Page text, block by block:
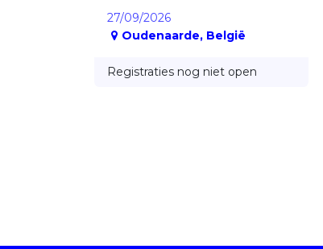
27/09/2026
Oudenaarde, België
Registraties nog niet open